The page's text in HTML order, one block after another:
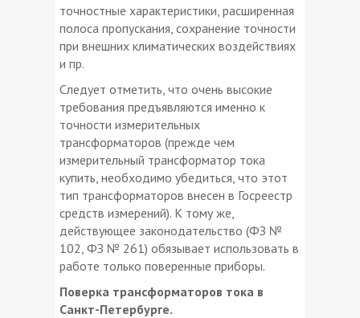
точностные характеристики, расширенная
полоса пропускания, сохранение точности
при внешних климатических воздействиях
и пр.
Следует отметить, что очень высокие
требования предъявляются именно к
точности измерительных
трансформаторов (прежде чем
измерительный трансформатор тока
купить, необходимо убедиться, что этот
тип трансформаторов внесен в Госреестр
средств измерений). К тому же,
действующее законодательство (ФЗ №
102, ФЗ № 261) обязывает использовать в
работе только поверенные приборы.
Поверка трансформаторов тока в
Санкт-Петербурге.